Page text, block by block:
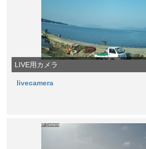
LIVE用カメラ
livecamera